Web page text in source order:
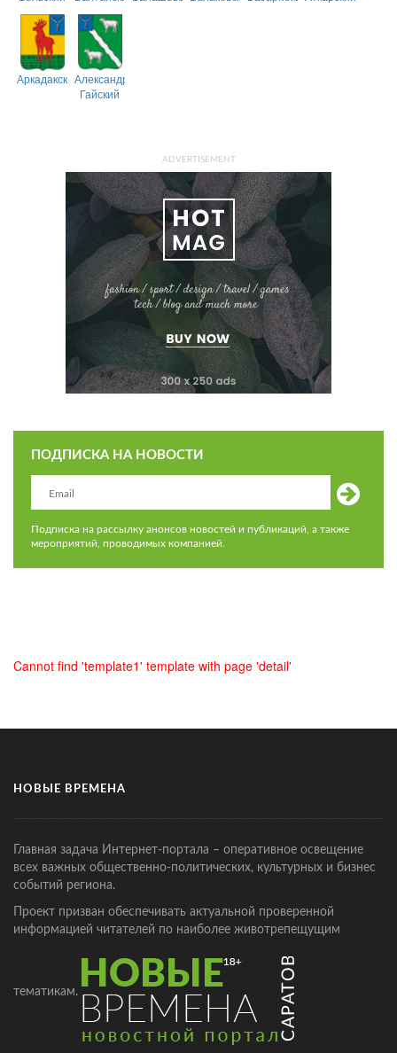
АркадакскийАлександрово-
Гайский
ADVERTISEMENT
ПОДПИСКА НА НОВОСТИ
Подписка на рассылку анонсов новостей и публикаций, а также
мероприятий, проводимых компанией.
Cannot find 'template1' template with page 'detail'
НОВЫЕ ВРЕМЕНА
Главная задача Интернет-портала – оперативное освещение
всех важных общественно-политических, культурных и бизнес
событий региона.
Проект призван обеспечивать актуальной проверенной
информацией читателей по наиболее животрепещущим
тематикам.